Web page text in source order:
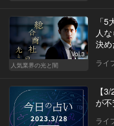
Vol.3
人気業界の光と闇
「
人
決
ライ
【
が
ライ